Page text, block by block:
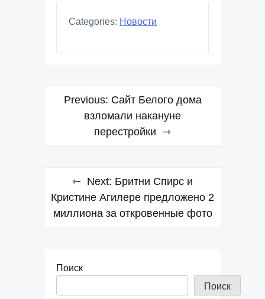
Categories: Новости
Навигация
записям
Previous: Сайт Белого дома
взломали накануне
перестройки
Next: Бритни Спирс и
Кристине Агилере предложено 2
миллиона за откровенные фото
Поиск
Поиск